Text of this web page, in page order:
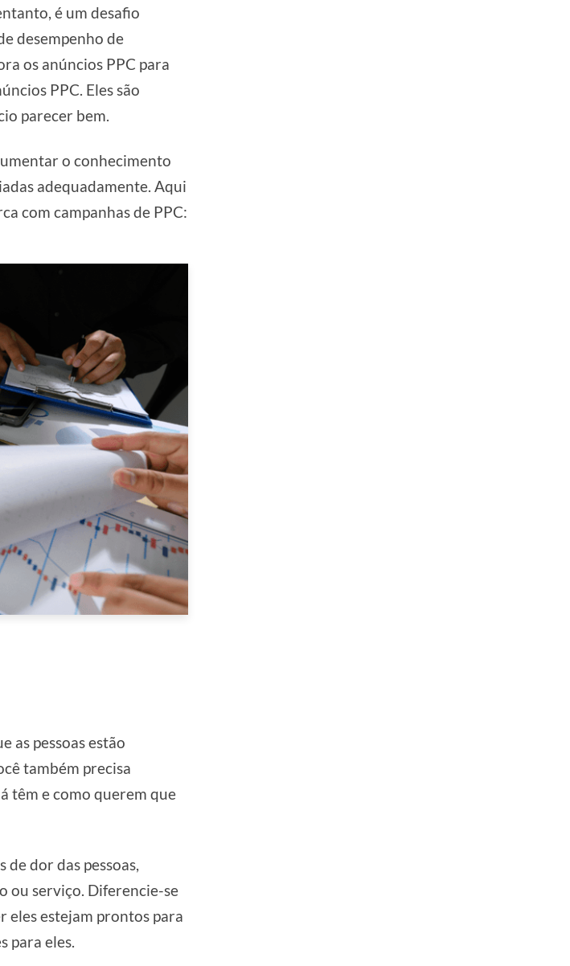
é um desafio
desempenho de
os anúncios PPC para
PPC. Eles são
parecer bem.
o conhecimento
adequadamente. Aqui
com campanhas de PPC:
as pessoas estão
também precisa
têm e como querem que
dor das pessoas,
ou serviço. Diferencie-se
eles estejam prontos para
para eles.